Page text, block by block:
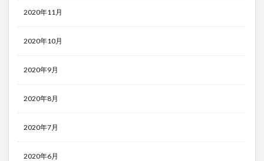
2020年11月
2020年10月
2020年9月
2020年8月
2020年7月
2020年6月